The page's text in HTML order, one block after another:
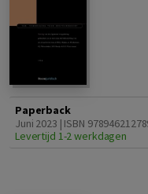
Paperback
Juni 2023 | ISBN
Levertijd 1-2 werkdagen